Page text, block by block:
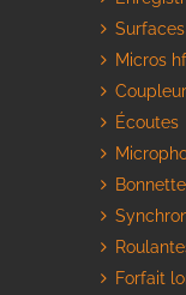
Micros hf
Écoutes
Forfait